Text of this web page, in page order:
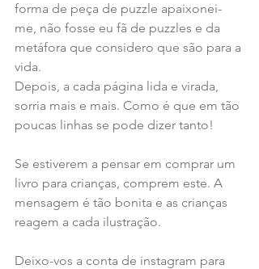
forma de peça de puzzle apaixonei-
me, não fosse eu fã de puzzles e da
metáfora que considero que são para a
vida.
Depois, a cada página lida e virada,
sorria mais e mais. Como é que em tão
poucas linhas se pode dizer tanto!
Se estiverem a pensar em comprar um
livro para crianças, comprem este. A
mensagem é tão bonita e as crianças
reagem a cada ilustração.
Deixo-vos a conta de instagram para